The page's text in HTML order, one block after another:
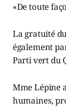
«De toute
La gratuité
également
Parti vert du
Mme Lépine
humaines,